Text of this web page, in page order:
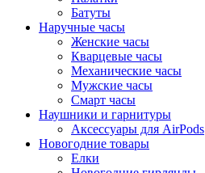
Батуты
Наручные часы
Женские часы
Кварцевые часы
Механические часы
Мужские часы
Смарт часы
Наушники и гарнитуры
Аксессуары для AirPods
Новогодние товары
Елки